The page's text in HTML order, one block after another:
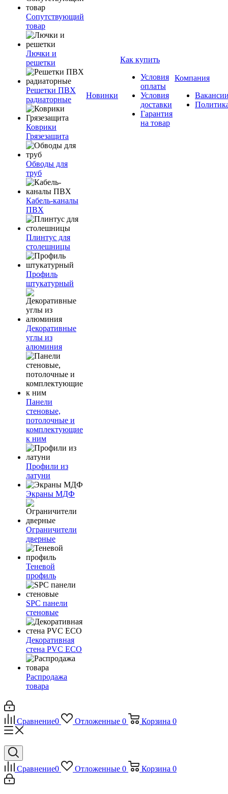
Сопутствующий
товар
Лючки и
решетки
Решетки ПВХ
радиаторные
Коврики
Грязезащита
Обводы для
труб
Кабель-каналы
ПВХ
Плинтус для
столешницы
Профиль
штукатурный
Декоративные
углы из
алюминия
Панели
стеновые,
потолочные и
комплектующие
к ним
Профили из
латуни
Экраны МДФ
Ограничители
дверные
Теневой
профиль
SPC панели
стеновые
Декоративная
стена PVC ECO
Распродажа
товара
Новинки
Как купить
Условия
оплаты
Условия
доставки
Гарантия
на товар
Компания
Сравнение0 Отложенные 0 Корзина 0
Сравнение0 Отложенные 0 Корзина 0